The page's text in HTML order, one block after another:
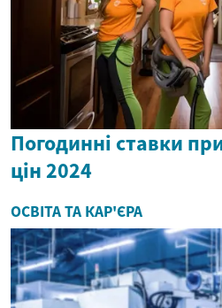
Погодинні ставки
цін 2024
ОСВІТА ТА КАР'ЄРА